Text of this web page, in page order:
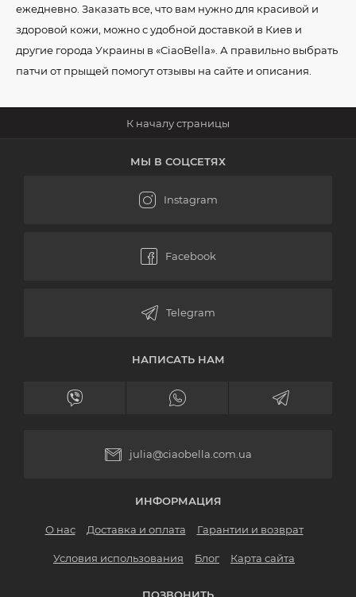
ежедневно. Заказать все, что вам нужно для красивой и
здоровой кожи, можно с удобной доставкой в Киев и
другие города Украины в «CiaoBella». А правильно выбрать
патчи от прыщей помогут отзывы на сайте и описания.
МЫ В СОЦСЕТЯХ
НАПИСАТЬ НАМ
julia@ciaobella.com.ua
ИНФОРМАЦИЯ
О нас Доставка и оплата Гарантии и возврат
Условия использования Блог Карта сайта